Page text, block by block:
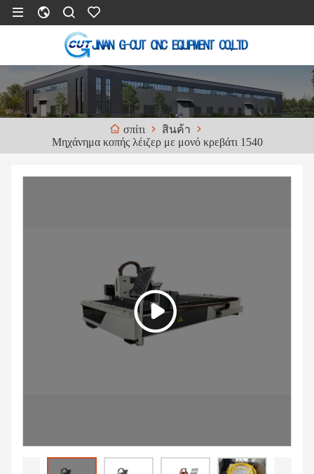
σπίτι
สินค้า
Μηχάνημα κοπής λέιζερ με μονό κρεβάτι 1540